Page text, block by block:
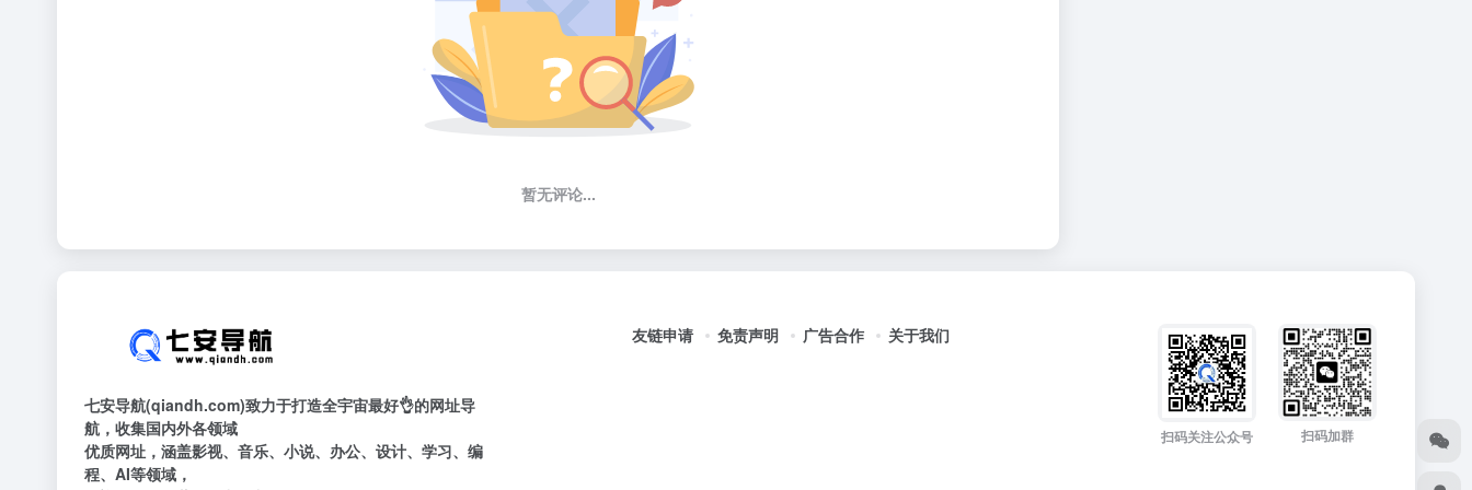
暂无评论...
七安导航(qiandh.com)致力于打造全宇宙最好👌的网址导
航，收集国内外各领域
优质网址，涵盖影视、音乐、小说、办公、设计、学习、编
程、AI等领域，
友链申请 免责声明 广告合作 关于我们
扫码关注公众号 扫码加群